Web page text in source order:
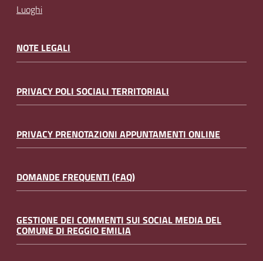
Luoghi
NOTE LEGALI
PRIVACY POLI SOCIALI TERRITORIALI
PRIVACY PRENOTAZIONI APPUNTAMENTI ONLINE
DOMANDE FREQUENTI (FAQ)
GESTIONE DEI COMMENTI SUI SOCIAL MEDIA DEL
COMUNE DI REGGIO EMILIA